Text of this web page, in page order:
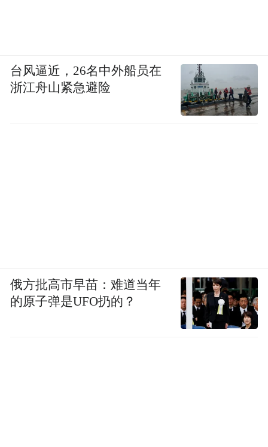
台风逼近，26名中外船员在
浙江舟山紧急避险
俄方批高市早苗：难道当年
的原子弹是UFO扔的？